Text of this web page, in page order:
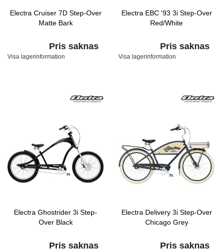
Electra Cruiser 7D Step-Over
Matte Bark
Pris saknas
Visa lagerinformation
Electra EBC '93 3i Step-Over
Red/White
Pris saknas
Visa lagerinformation
Electra Ghostrider 3i Step-
Over Black
Pris saknas
Electra Delivery 3i Step-Over
Chicago Grey
Pris saknas